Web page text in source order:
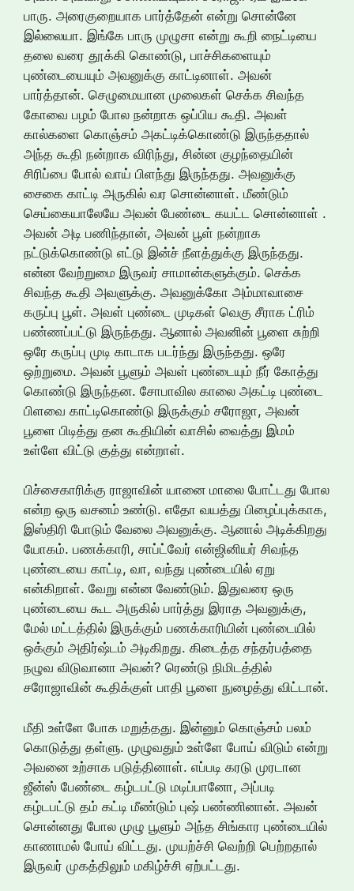
பாரு. அரைகுறையாக பார்த்தேன் என்று சொன்னே
இல்லையா. இங்கே பாரு முழுசா என்று கூறி நைட்டியை
தலை வரை தூக்கி கொண்டு, பாச்சிகளையும்
புண்டையையும் அவனுக்கு காட்டினாள். அவன்
பார்த்தான். செழுமையான முலைகள் செக்க சிவந்த
கோவை பழம் போல நன்றாக ஒப்பிய கூதி. அவள்
கால்களை கொஞ்சம் அகட்டிக்கொண்டு இருந்ததால்
அந்த கூதி நன்றாக விரிந்து, சின்ன குழந்தையின்
சிரிப்பை போல் வாய் பிளந்து இருந்தது. அவனுக்கு
சைகை காட்டி அருகில் வர சொன்னாள். மீண்டும்
செய்கையாலேயே அவன் பேண்டை கயட்ட சொன்னாள் .
அவன் அடி பணிந்தான், அவன் பூள் நன்றாக
நட்டுக்கொண்டு எட்டு இன்ச் நீளத்துக்கு இருந்தது.
என்ன வேற்றுமை இருவர் சாமான்களுக்கும். செக்க
சிவந்த கூதி அவளுக்கு. அவனுக்கோ அம்மாவாசை
கருப்பு பூள். அவள் புண்டை முடிகள் வெகு சீராக ட்ரிம்
பண்ணப்பட்டு இருந்தது. ஆனால் அவனின் பூளை சுற்றி
ஒரே கருப்பு முடி காடாக படர்ந்து இருந்தது. ஒரே
ஒற்றுமை. அவன் பூளும் அவள் புண்டையும் நீர் கோத்து
கொண்டு இருந்தன. சோபாவில காலை அகட்டி புண்டை
பிளவை காட்டிகொண்டு இருக்கும் சரோஜா, அவன்
பூளை பிடித்து தன கூதியின் வாசில் வைத்து இமம்
உள்ளே விட்டு குத்து என்றாள்.
பிச்சைகாரிக்கு ராஜாவின் யானை மாலை போட்டது போல
என்ற ஒரு வசனம் உண்டு. எதோ வயத்து பிழைப்புக்காக,
இஸ்திரி போடும் வேலை அவனுக்கு. ஆனால் அடிக்கிறது
யோகம். பணக்காரி, சாப்ட்வேர் என்ஜினியர் சிவந்த
புண்டையை காட்டி, வா, வந்து புண்டையில் ஏறு
என்கிறாள். வேறு என்ன வேண்டும். இதுவரை ஒரு
புண்டையை கூட அருகில் பார்த்து இராத அவனுக்கு,
மேல் மட்டத்தில் இருக்கும் பணக்காரியின் புண்டையில்
ஒக்கும் அதிர்ஷ்டம் அடிகிறது. கிடைத்த சந்தர்பத்தை
நழுவ விடுவானா அவன்? ரெண்டு நிமிடத்தில்
சரோஜாவின் கூதிக்குள் பாதி பூளை நுழைத்து விட்டான்.
மீதி உள்ளே போக மறுத்தது. இன்னும் கொஞ்சம் பலம்
கொடுத்து தள்ளு. முழுவதும் உள்ளே போய் விடும் என்று
அவனை உற்சாக படுத்தினாள். எப்படி கரடு முரடான
ஜீன்ஸ் பேண்டை கழ்டபட்டு மடிப்பானோ, அப்படி
கழ்டபட்டு தம் கட்டி மீண்டும் புஷ் பண்ணினான். அவன்
சொன்னது போல முழு பூளும் அந்த சிங்கார புண்டையில்
காணாமல் போய் விட்டது. முயற்ச்சி வெற்றி பெற்றதால்
இருவர் முகத்திலும் மகிழ்ச்சி ஏற்பட்டது.